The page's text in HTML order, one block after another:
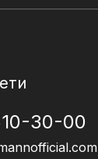
30-00